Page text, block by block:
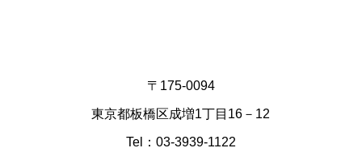
〒175-0094
東京都板橋区成増1丁目16－12
Tel：03-3939-1122